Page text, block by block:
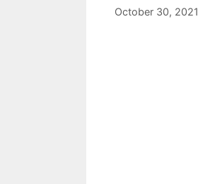
October 30, 2021